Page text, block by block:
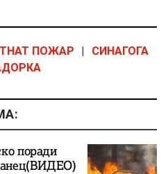
ПОЖАР |
СИНАГОГА
поради